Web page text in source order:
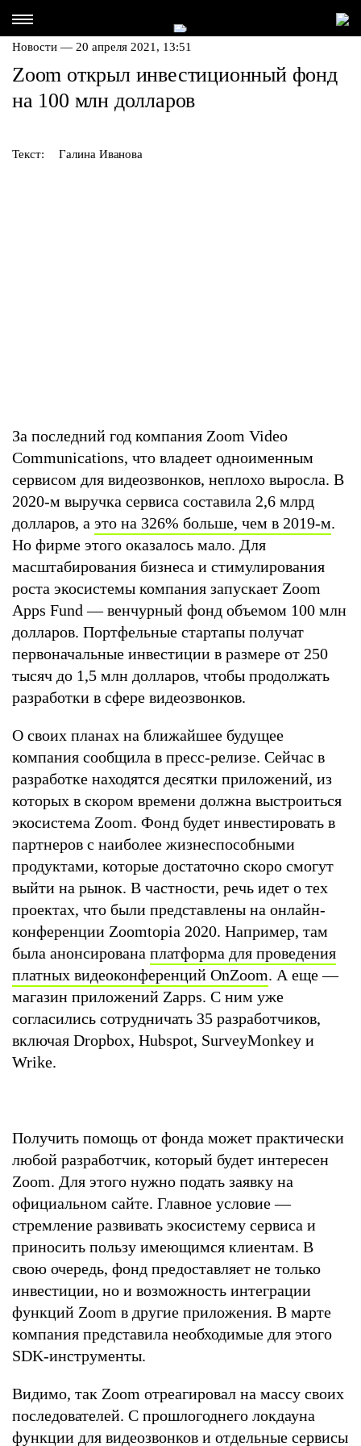
Новости — 20 апреля 2021, 13:51
Zoom открыл инвестиционный фонд
на 100 млн долларов
Текст: Галина Иванова
За последний год компания Zoom Video
Communications, что владеет одноименным
сервисом для видеозвонков, неплохо выросла. В
2020-м выручка сервиса составила 2,6 млрд
долларов, а это на 326% больше, чем в 2019-м.
Но фирме этого оказалось мало. Для
масштабирования бизнеса и стимулирования
роста экосистемы компания запускает Zoom
Apps Fund — венчурный фонд объемом 100 млн
долларов. Портфельные стартапы получат
первоначальные инвестиции в размере от 250
тысяч до 1,5 млн долларов, чтобы продолжать
разработки в сфере видеозвонков.
О своих планах на ближайшее будущее
компания сообщила в пресс-релизе. Сейчас в
разработке находятся десятки приложений, из
которых в скором времени должна выстроиться
экосистема Zoom. Фонд будет инвестировать в
партнеров с наиболее жизнеспособными
продуктами, которые достаточно скоро смогут
выйти на рынок. В частности, речь идет о тех
проектах, что были представлены на онлайн-
конференции Zoomtopia 2020. Например, там
была анонсирована платформа для проведения
платных видеоконференций OnZoom. А еще —
магазин приложений Zapps. С ним уже
согласились сотрудничать 35 разработчиков,
включая Dropbox, Hubspot, SurveyMonkey и
Wrike.
Получить помощь от фонда может практически
любой разработчик, который будет интересен
Zoom. Для этого нужно подать заявку на
официальном сайте. Главное условие —
стремление развивать экосистему сервиса и
приносить пользу имеющимся клиентам. В
свою очередь, фонд предоставляет не только
инвестиции, но и возможность интеграции
функций Zoom в другие приложения. В марте
компания представила необходимые для этого
SDK-инструменты.
Видимо, так Zoom отреагировал на массу своих
последователей. С прошлогоднего локдауна
функции для видеозвонков и отдельные сервисы